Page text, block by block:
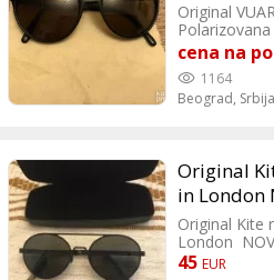
Original
radnji zadnja
Made in
cena na
1164
Beograd, Srbija
Original
in London NOVE / MAX MARA
naocare
Original Kite
London
Italy TOP
45 EUR